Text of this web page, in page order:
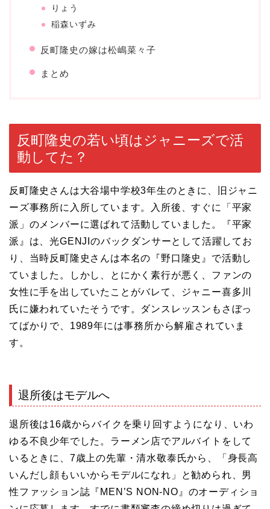
りょう
稲森いずみ
反町隆史の嫁は松嶋菜々子
まとめ
反町隆史の若い頃はジャニーズで活
動してた？
反町隆史さんは大谷場中学校3年生のときに、旧ジャニ
ーズ事務所に入所しています。入所後、すぐに「平家
派」のメンバーに選ばれて活動していました。『平家
派』は、光GENJIのバックダンサーとして活躍してお
り、当時反町隆史さんは本名の『野口隆史』で活動し
ていました。しかし、とにかく素行が悪く、ファンの
女性に手を出していたことがバレて、ジャニー喜多川
氏に嫌われていたそうです。ダンスレッスンもさぼっ
てばかりで、1989年には事務所から解雇されていま
す。
退所後はモデルへ
退所後は16歳からバイクを乗り回すようになり、いわ
ゆる不良少年でした。ラーメン店でアルバイトをして
いるときに、7歳上の先輩・清水敬泰氏から、「身長高
いんだし顔もいいからモデルになれ」と勧められ、男
性ファッション誌『MEN’S NON-NO』のオーディショ